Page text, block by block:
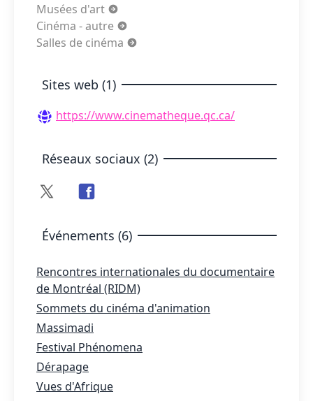
Musées d'art
Cinéma - autre
Salles de cinéma
Sites web (1)
https://www.cinematheque.qc.ca/
Réseaux sociaux (2)
Événements (6)
Rencontres internationales du documentaire
de Montréal (RIDM)
Sommets du cinéma d'animation
Massimadi
Festival Phénomena
Dérapage
Vues d'Afrique